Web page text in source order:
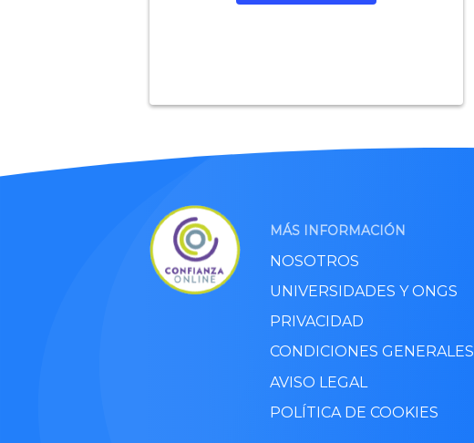
MÁS INFORMACIÓN
NOSOTROS
UNIVERSIDADES Y ONGS
PRIVACIDAD
CONDICIONES GENERALES
AVISO LEGAL
POLÍTICA DE COOKIES